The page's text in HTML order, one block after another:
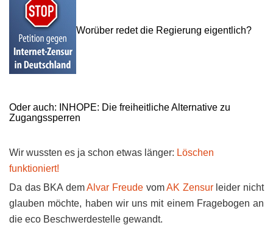
Worüber redet die Regierung eigentlich?
Oder auch: INHOPE: Die freiheitliche Alternative zu
Zugangssperren
Wir wussten es ja schon etwas länger: Löschen
funktioniert!
Da das BKA demAlvar Freude vomAK Zensurleider nicht
glauben möchte, haben wir uns mit einem Fragebogen an
die eco Beschwerdestelle gewandt.